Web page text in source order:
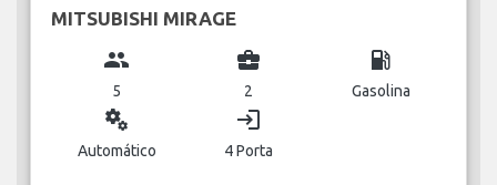
MITSUBISHI MIRAGE
group
5
business_center
2
local_gas_station
Gasolina
miscellaneous_services
Automático
login
4 Porta